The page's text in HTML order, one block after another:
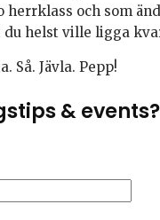
herrklass och som
helst ville ligga
Så. Jävla. Pepp!
& events?